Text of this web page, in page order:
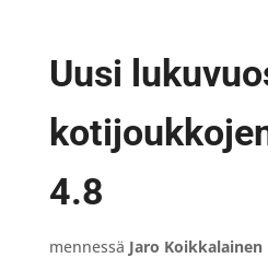
Uusi
4.8
mennessä Jaro Koikkalainen